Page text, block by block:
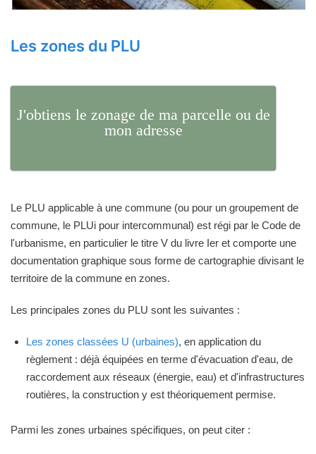
Les zones du PLU
J'obtiens le zonage de ma parcelle ou de
mon adresse
Le PLU applicable à une commune (ou pour un groupement de
commune, le PLUi pour intercommunal) est régi par le Code de
l'urbanisme, en particulier le titre V du livre Ier et comporte une
documentation graphique sous forme de cartographie divisant le
territoire de la commune en zones.
Les principales zones du PLU sont les suivantes :
Les zones classées U (urbaines), en application du
règlement : déjà équipées en terme d'évacuation d'eau, de
raccordement aux réseaux (énergie, eau) et d'infrastructures
routières, la construction y est théoriquement permise.
Parmi les zones urbaines spécifiques, on peut citer :